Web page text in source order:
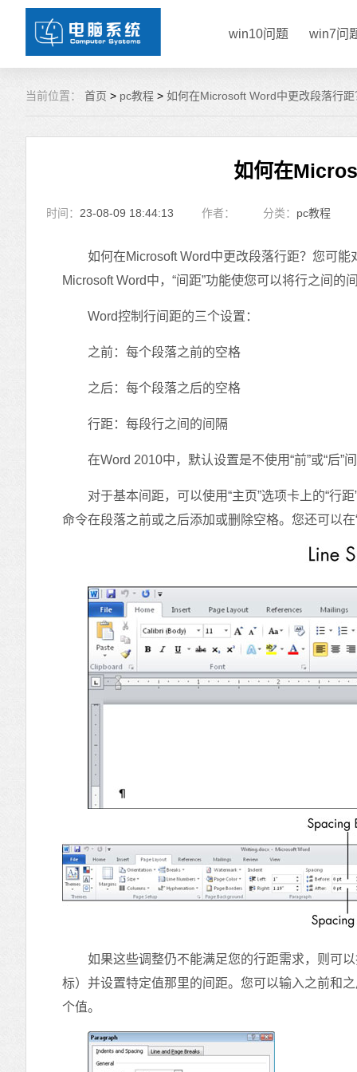
win10问题 win7问
当前位置： 首页 > pc教程 > 如何在Microsoft Word中更改段落行距
如何在
时间： 23-08-09 18:44:13 作者： 分类： pc教程
如何在Microsoft Word中更改段落行距？您可能对
Microsoft Word中，“间距”功能使您可以将行之间的
Word控制行间距的三个设置：
之前：每个段落之前的空格
之后：每个段落之后的空格
行距：每段行之间的间隔
在Word 2010中，默认设置是不使用“前”或“后”间
对于基本间距，可以使用“主页”选项卡上的“行距
命令在段落之前或之后添加或删除空格。您还可以在
如果这些调整仍不能满足您的行距需求，则可以打
标）并设置特定值那里的间距。您可以输入之前和
个值。